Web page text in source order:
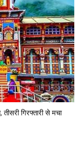
गिरफ्तारी से मचा